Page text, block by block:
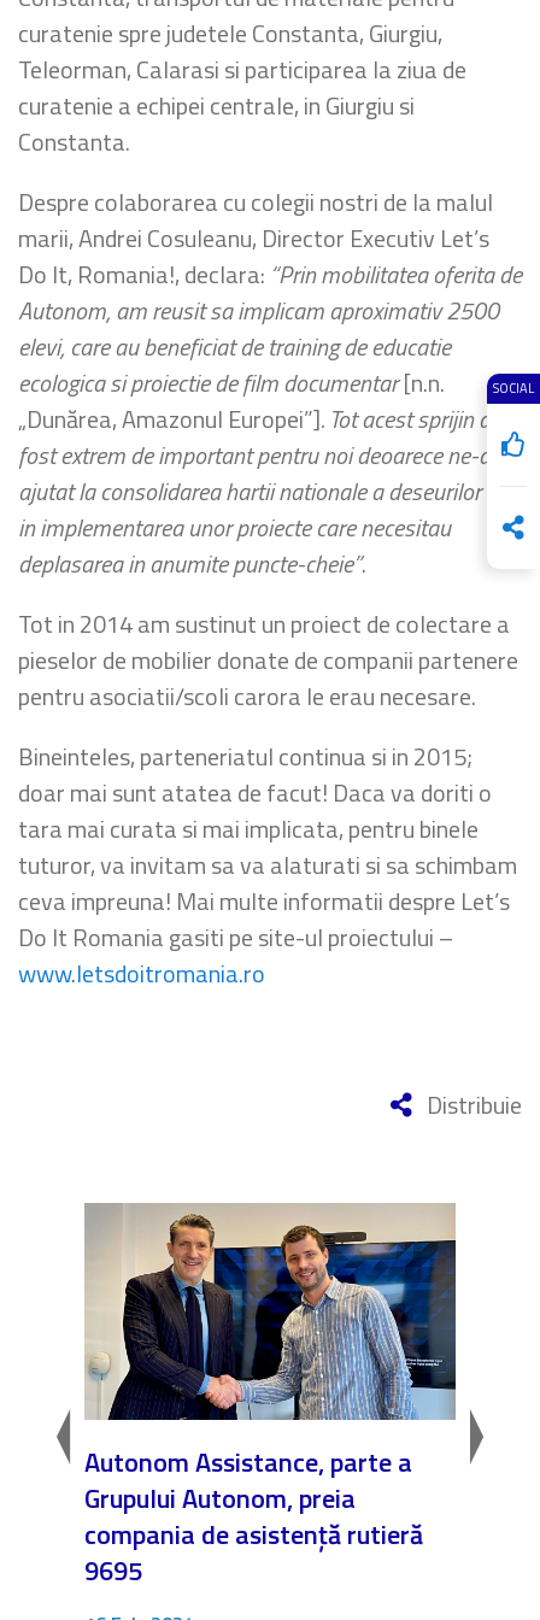
SOCIAL
curatenie spre judetele Constanta, Giurgiu,
Teleorman, Calarasi si participarea la ziua de
curatenie a echipei centrale, in Giurgiu si
Constanta.
Despre colaborarea cu colegii nostri de la malul
marii, Andrei Cosuleanu, Director Executiv Let’s
Do It, Romania!, declara: “Prin mobilitatea oferita de
Autonom, am reusit sa implicam aproximativ 2500
elevi, care au beneficiat de training de educatie
ecologica si proiectie de film documentar[n.n.
„Dunărea, Amazonul Europei”]. Tot acest sprijin a
fost extrem de important pentru noi deoarece ne-a
ajutat la consolidarea hartii nationale a deseurilor si
in implementarea unor proiecte care necesitau
deplasarea in anumite puncte-cheie”.
Tot in 2014 am sustinut un proiect de colectare a
pieselor de mobilier donate de companii partenere
pentru asociatii/scoli carora le erau necesare.
Bineinteles, parteneriatul continua si in 2015;
doar mai sunt atatea de facut! Daca va doriti o
tara mai curata si mai implicata, pentru binele
tuturor, va invitam sa va alaturati si sa schimbam
ceva impreuna! Mai multe informatii despre Let’s
Do It Romania gasiti pe site-ul proiectului –
www.letsdoitromania.ro
Distribuie
Autonom Assistance, parte a
Grupului Autonom, preia
compania de asistență rutieră
9695